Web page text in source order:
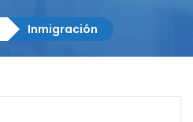
Inmigración